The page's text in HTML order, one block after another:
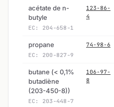
acétate de n-
butyle
EC: 204-658-1
123-86-
4
propane
EC: 200-827-9
74-98-6
butane (< 0,1%
butadiène
(203-450-8))
EC: 203-448-7
106-97-
8